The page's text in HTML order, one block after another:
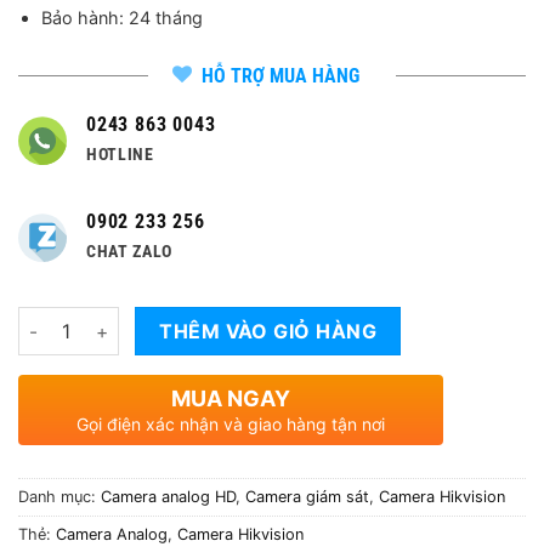
Bảo hành: 24 tháng
HỖ TRỢ MUA HÀNG
0243 863 0043
HOTLINE
0902 233 256
CHAT ZALO
Số lượng THÊM VÀO GIỎ HÀNG
MUA NGAY
Gọi điện xác nhận và giao hàng tận nơi
Danh mục: Camera analog HD, Camera giám sát, Camera Hikvision
Thẻ: Camera Analog, Camera Hikvision